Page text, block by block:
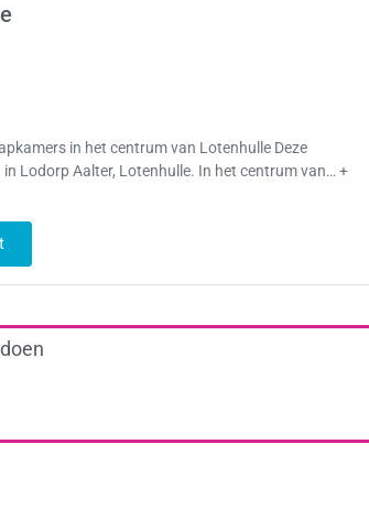
in het centrum van Lotenhulle Deze
Lodorp Aalter, Lotenhulle. In het centrum van… +